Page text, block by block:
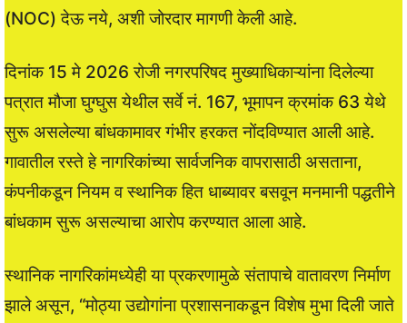
(NOC) देऊ नये, अशी जोरदार मागणी केली आहे.
दिनांक 15 मे 2026 रोजी नगरपरिषद मुख्याधिकाऱ्यांना दिलेल्या
पत्रात मौजा घुग्घुस येथील सर्वे नं. 167, भूमापन क्रमांक 63 येथे
सुरू असलेल्या बांधकामावर गंभीर हरकत नोंदविण्यात आली आहे.
गावातील रस्ते हे नागरिकांच्या सार्वजनिक वापरासाठी असताना,
कंपनीकडून नियम व स्थानिक हित धाब्यावर बसवून मनमानी पद्धतीने
बांधकाम सुरू असल्याचा आरोप करण्यात आला आहे.
स्थानिक नागरिकांमध्येही या प्रकरणामुळे संतापाचे वातावरण निर्माण
झाले असून, “मोठ्या उद्योगांना प्रशासनाकडून विशेष मुभा दिली जाते